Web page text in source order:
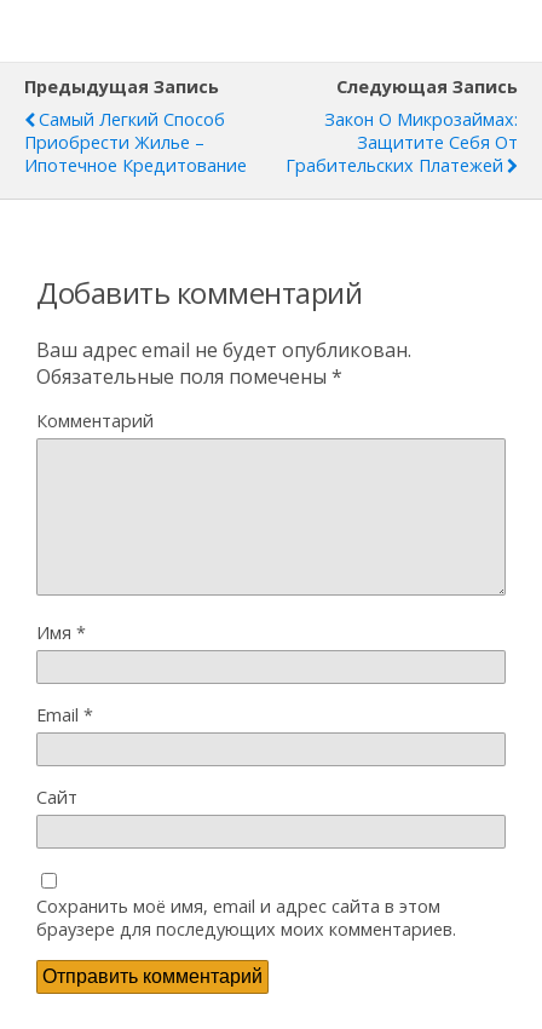
Предыдущая Запись
Самый Легкий Способ
Приобрести Жилье –
Ипотечное Кредитование
Следующая Запись
Закон О Микрозаймах:
Защитите Себя От
Грабительских Платежей
Добавить комментарий
Ваш адрес email не будет опубликован.
Обязательные поля помечены *
Комментарий
Имя *
Email *
Сайт
Сохранить моё имя, email и адрес сайта в этом
браузере для последующих моих комментариев.